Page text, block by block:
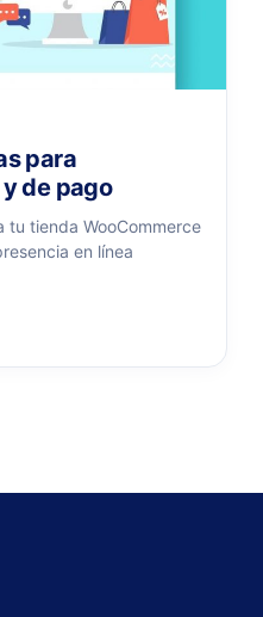
para
de pago
tu tienda WooCommerce
en línea